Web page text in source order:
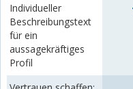
Individueller
Beschreibungstext
für ein
aussagekräftiges
Profil